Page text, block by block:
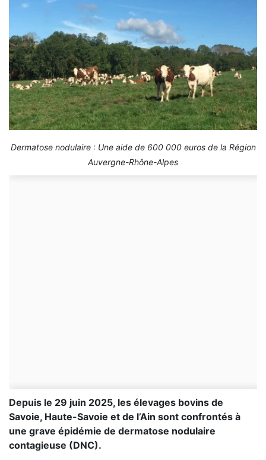
Dermatose nodulaire : Une aide de 600 000 euros de la Région
Auvergne-Rhône-Alpes
Depuis le 29 juin 2025, les élevages bovins de
Savoie, Haute-Savoie et de l’Ain sont confrontés à
une grave épidémie de dermatose nodulaire
contagieuse (DNC).